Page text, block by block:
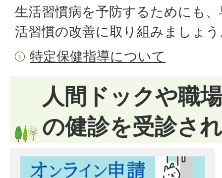
生活習慣病を予防するためにも
活習慣の改善に取り組みましょ
特定保健指導について
人間ドックや職
の健診を受診さ